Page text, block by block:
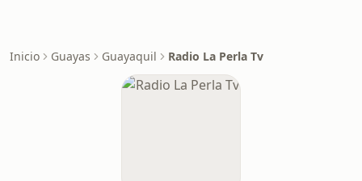
Inicio Guayas Guayaquil Radio La Perla Tv